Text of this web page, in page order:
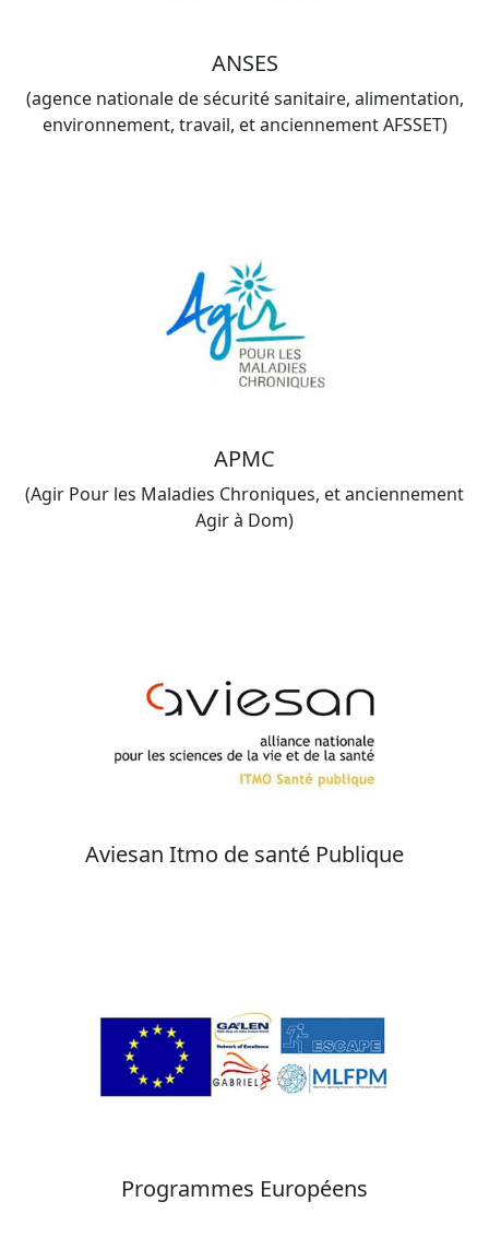
ANSES
(agence nationale de sécurité sanitaire, alimentation,
environnement, travail, et anciennement AFSSET)
APMC
(Agir Pour les Maladies Chroniques, et anciennement
Agir à Dom)
Aviesan Itmo de santé Publique
Programmes Européens